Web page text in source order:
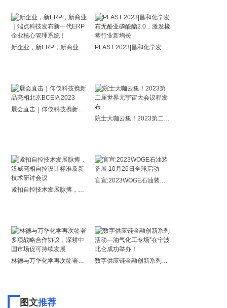
新企业，新ERP，新商业｜端点科技发布新一代ERP企业核心管理系统！ PLAST 2023|昌和化学发布无酚亚磷酸酯2.0，激发橡塑行业新增长
展会直击｜仰仪科技携新品亮相北京BCEIA 2023
院士大咖云集！2023第二届世界元宇宙大会议程发布
紧扣自控技术发展脉搏，汉威亮相自控设计标准及新技术研讨会议
官宣:2023WOGE石油装备展 10月26日全球启动
林德与万华化学再次签署多项战略合作协议，深耕中国市场促可持续发展 数字供应链金融创新系列活动—油气化工专场”在宁波北仑成功举办！
图文推荐